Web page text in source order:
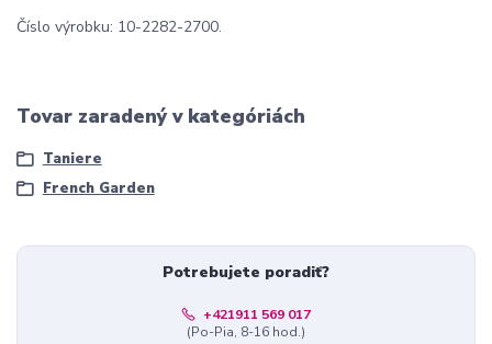
Číslo výrobku: 10-2282-2700.
Tovar zaradený v kategóriách
Taniere
French Garden
Potrebujete poradiť?
+421911 569 017
(Po-Pia, 8-16 hod.)